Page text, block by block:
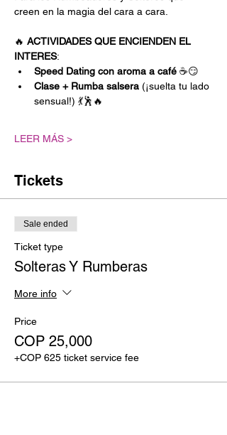
creen en la magia del cara a cara.
🔥 ACTIVIDADES QUE ENCIENDEN EL
INTERES:
Speed Dating con aroma a café ☕😏
Clase + Rumba salsera (¡suelta tu lado
sensual!) 💃🕺🔥
LEER MÁS >
Tickets
Sale ended
Ticket type
Solteras Y Rumberas
More info
Price
COP 25,000
+COP 625 ticket service fee